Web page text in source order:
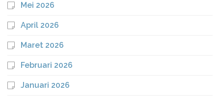
Mei 2026
April 2026
Maret 2026
Februari 2026
Januari 2026